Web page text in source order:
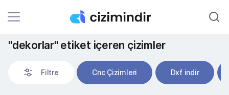
"dekorlar" etiket içeren çizimler
Filtre Cnc Çizimleri Dxf indir